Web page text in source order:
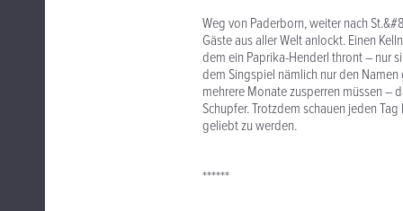
Weg von Paderborn, weiter nach
Gäste aus aller Welt anlockt. Einen
dem ein Paprika-Henderl thront – nur
dem Singspiel nämlich nur den
mehrere Monate zusperren müssen –
Schupfer. Trotzdem schauen jeden
geliebt zu werden.
******